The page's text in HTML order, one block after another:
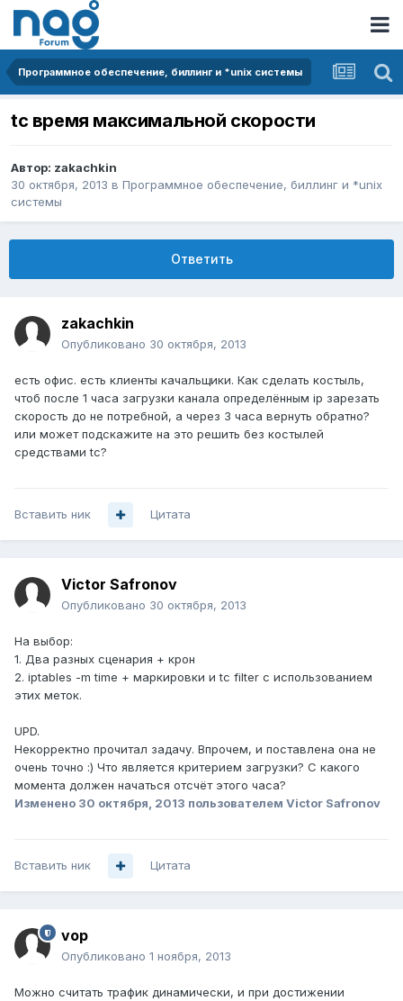
Программное обеспечение, биллинг и *unix системы
tc время максимальной скорости
Автор: zakachkin
30 октября, 2013 в Программное обеспечение, биллинг и *unix
системы
Ответить
zakachkin
Опубликовано 30 октября, 2013
есть офис. есть клиенты качальщики. Как сделать костыль,
чтоб после 1 часа загрузки канала определённым ip зарезать
скорость до не потребной, а через 3 часа вернуть обратно?
или может подскажите на это решить без костылей
средствами tc?
Вставить ник Цитата
Victor Safronov
Опубликовано 30 октября, 2013
На выбор:
1. Два разных сценария + крон
2. iptables -m time + маркировки и tc filter с использованием
этих меток.
UPD.
Некорректно прочитал задачу. Впрочем, и поставлена она не
очень точно :) Что является критерием загрузки? С какого
момента должен начаться отсчёт этого часа?
Изменено 30 октября, 2013 пользователем Victor Safronov
Вставить ник Цитата
vop
Опубликовано 1 ноября, 2013
Можно считать трафик динамически, и при достижении